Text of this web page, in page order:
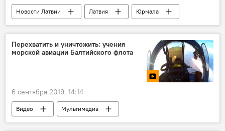
Новости Латвии Латвия
Юрмала
Гатис Трукснис
Юлий Круминьш
Перехватить и уничтожить: учения
морской авиации Балтийского флота
6 сентября 2019, 14:14
Видео
Мультимедиа
Калининградская область
Балтийский флот